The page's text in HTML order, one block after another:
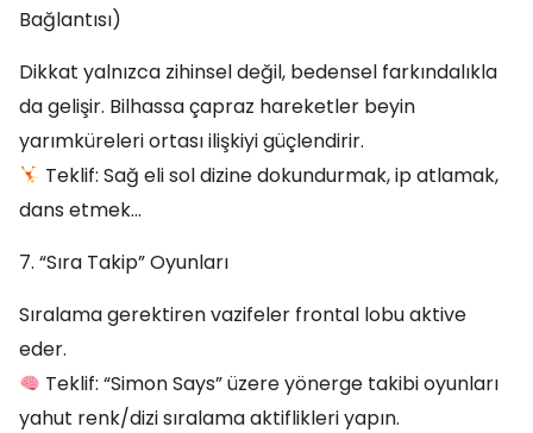
Bağlantısı)
Dikkat yalnızca zihinsel değil, bedensel farkındalıkla
da gelişir. Bilhassa çapraz hareketler beyin
yarımküreleri ortası ilişkiyi güçlendirir.
Teklif: Sağ eli sol dizine dokundurmak, ip atlamak,
dans etmek…
7. “Sıra Takip” Oyunları
Sıralama gerektiren vazifeler frontal lobu aktive
eder.
Teklif: “Simon Says” üzere yönerge takibi oyunları
yahut renk/dizi sıralama aktiflikleri yapın.